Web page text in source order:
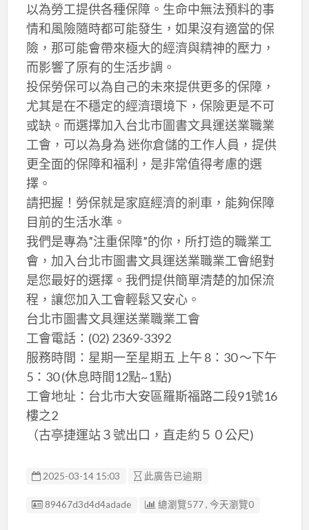
以為勞工提供各種保障。生命中無法預料的事
情和風險隨時都可能發生，如果沒有適當的保
險，那可能會帶來極大的經濟與精神的壓力，
而影響了原有的生活步調。
投保勞保可以為自己的未來提供更多的保障，
尤其是在不穩定的經濟環境下，保險更是不可
或缺。而選擇加入台北市圖書文具運送業職業
工會，可以為身為 迷你倉儲的工作人員，提供
更全面的保障和福利，是非常值得考慮的選
擇。
請把握！勞保就是家庭經濟的剎車，能夠保障
目前的生活水準。
我們是專為”注重保障”的你，所打造的職業工
會，加入台北市圖書文具運送業職業工會絕對
是您最好的選擇。我們提供簡單清楚的加保流
程，讓您加入工會輕鬆又安心。
台北市圖書文具運送業職業工會
工會電話：(02) 2369-3392
服務時間：星期一至星期五 上午 8：30 ～下午
5：30 (休息時間12點~1點)
工會地址：台北市大安區羅斯福路二段91號16
樓之2
（古亭捷運站３號出口，直走約５０公尺)
2025-03-14 15:03 此廣告已逾期
廣告编號
89467d3d4d4adade 總瀏覽577 , 今天瀏覽0